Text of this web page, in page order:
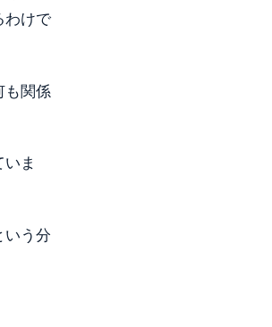
わけで
も関係
ま
いう分